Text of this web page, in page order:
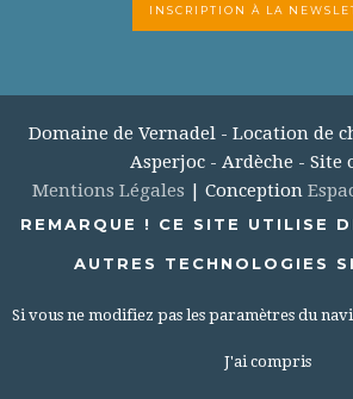
Domaine de Vernadel - Location de
Asperjoc - Ardèche - Site
Mentions Légales | Conception
REMARQUE ! CE SITE UTILISE
AUTRES TECHNOLOGIES
Si vous ne modifiez pas les paramètres du
J'ai compris